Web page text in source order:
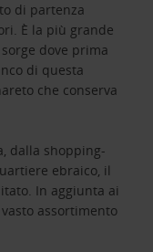
di partenza
È la più grande
dove prima
di questa
che conserva
dalla shopping-
ebraico, il
In aggiunta ai
assortimento